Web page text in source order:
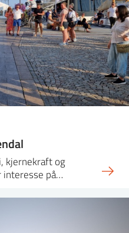
kjernekraft og
interesse på…